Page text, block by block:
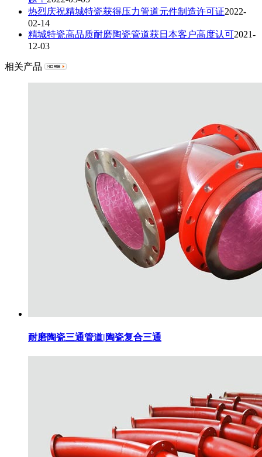
热烈庆祝精城特瓷获得压力管道元件制造许可证2022-
02-14
精城特瓷高品质耐磨陶瓷管道获日本客户高度认可2021-
12-03
相关产品
耐磨陶瓷三通管道|陶瓷复合三通